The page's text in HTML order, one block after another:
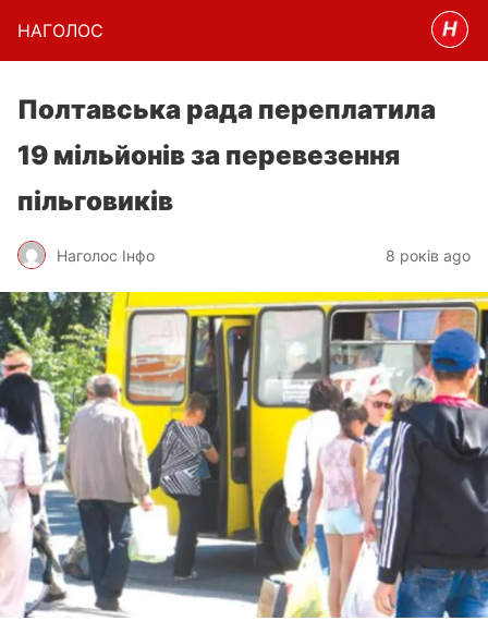
НАГОЛОC
Полтавська рада переплатила
19 мільйонів за перевезення
пільговиків
Наголос Інфо 8 років ago